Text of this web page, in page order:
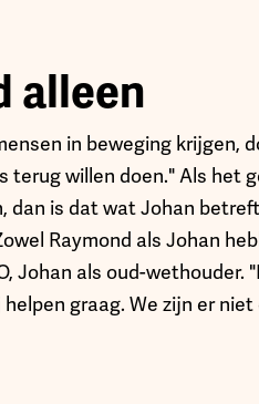
alleen
in beweging krijgen,
terug willen doen." Als het
dan is dat wat Johan
Raymond als Johan
Johan als oud-
graag. We zijn er